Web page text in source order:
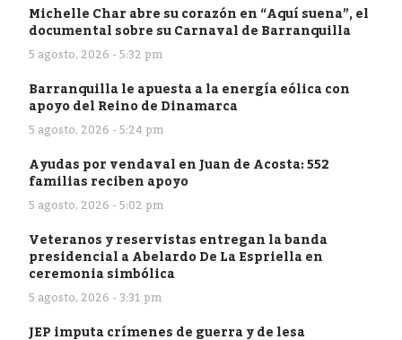
Michelle Char abre su corazón en “Aquí suena”, el
documental sobre su Carnaval de Barranquilla
5 agosto, 2026 - 5:32 pm
Barranquilla le apuesta a la energía eólica con
apoyo del Reino de Dinamarca
5 agosto, 2026 - 5:24 pm
Ayudas por vendaval en Juan de Acosta: 552
familias reciben apoyo
5 agosto, 2026 - 5:02 pm
Veteranos y reservistas entregan la banda
presidencial a Abelardo De La Espriella en
ceremonia simbólica
5 agosto, 2026 - 3:31 pm
JEP imputa crímenes de guerra y de lesa